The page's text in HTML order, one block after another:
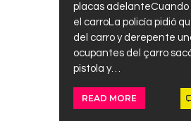
placas adelanteCuando
el carroLa policía pidió
del carro y derepente
ocupantes del çarro
pistola y…
READ MORE